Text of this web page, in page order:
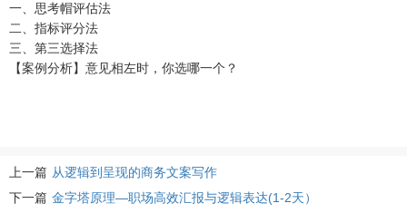
一、思考帽评估法
二、指标评分法
三、第三选择法
【案例分析】意见相左时，你选哪一个？
上一篇 从逻辑到呈现的商务文案写作
下一篇 金字塔原理—职场高效汇报与逻辑表达(1-2天）